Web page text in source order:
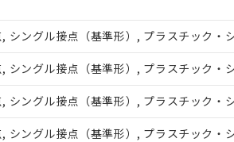
シングル接点（基準形）, プラスチック
シングル接点（基準形）, プラスチック
シングル接点（基準形）, プラスチック
シングル接点（基準形）, プラスチック
ください)
報を公開していない機種
ビス）をご利用いただくには、I-Webメ
登録された部品リストについて、当社お
客様との取引・商談に必要な範囲で利用
の共同利用に関して"
の「1.共同利用者